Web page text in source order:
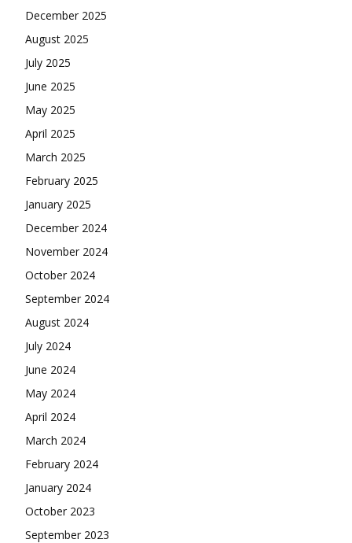
December 2025
August 2025
July 2025
June 2025
May 2025
April 2025
March 2025
February 2025
January 2025
December 2024
November 2024
October 2024
September 2024
August 2024
July 2024
June 2024
May 2024
April 2024
March 2024
February 2024
January 2024
October 2023
September 2023